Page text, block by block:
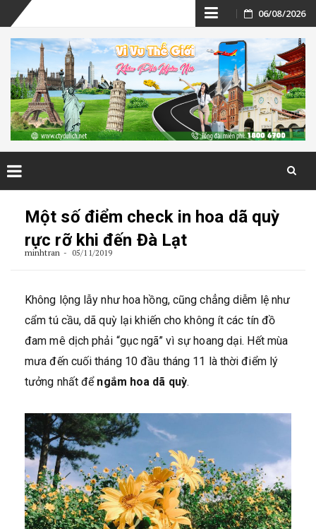
Skip
to
content
06/08/2026
Một số điểm check in hoa dã quỳ
rực rỡ khi đến Đà Lạt
minhtran 05/11/2019
Không lộng lẫy như hoa hồng, cũng chẳng diễm lệ như
cẩm tú cầu, dã quỳ lại khiến cho không ít các tín đồ
đam mê dịch phải “gục ngã” vì sự hoang dại. Hết mùa
mưa đến cuối tháng 10 đầu tháng 11 là thời điểm lý
tưởng nhất để ngắm hoa dã quỳ.